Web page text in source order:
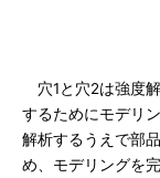
穴1と穴2は強度
するためにモデリ
解析するうえで部
め、モデリングを